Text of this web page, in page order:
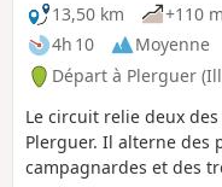
13,50 km
+110 m
4h 10
Moyenne
Départ à Plerguer
Le circuit relie deux
Plerguer. Il alterne des
campagnardes et des